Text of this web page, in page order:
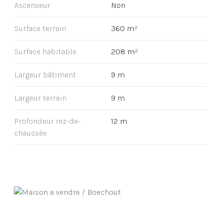
Ascenseur Non
Surface terrain 360 m²
Surface habitable 208 m²
Largeur bâtiment 9 m
Largeur terrain 9 m
Profondeur rez-de-
chaussée
12 m